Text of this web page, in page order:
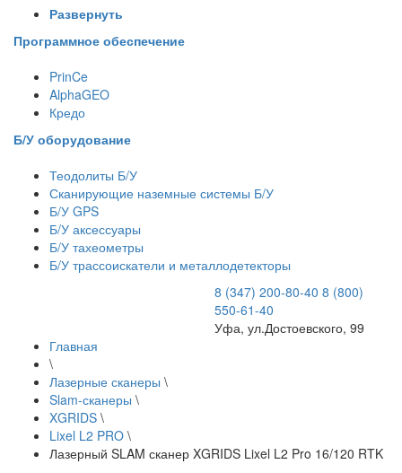
Развернуть
Программное обеспечение
PrinCe
AlphaGEO
Кредо
Б/У оборудование
Теодолиты Б/У
Сканирующие наземные системы Б/У
Б/У GPS
Б/У аксессуары
Б/У тахеометры
Б/У трассоискатели и металлодетекторы
8 (347) 200-80-40 8 (800)
550-61-40
Уфа, ул.Достоевского, 99
Главная
\
Лазерные сканеры \
Slam-сканеры \
XGRIDS \
Lixel L2 PRO \
Лазерный SLAM сканер XGRIDS Lixel L2 Pro 16/120 RTK